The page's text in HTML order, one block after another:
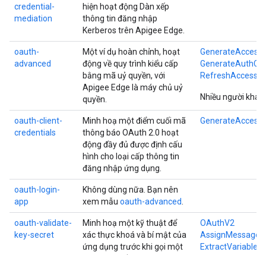
credential-
mediation
hiện hoạt động Dàn xếp
thông tin đăng nhập
Kerberos trên Apigee Edge.
oauth-
advanced
Một ví dụ hoàn chỉnh, hoạt
động về quy trình kiểu cấp
bằng mã uỷ quyền, với
Apigee Edge là máy chủ uỷ
quyền.
Nhiều người
oauth-client-
credentials
Minh hoạ một điểm cuối mã
thông báo OAuth 2.0 hoạt
động đầy đủ được định cấu
hình cho loại cấp thông tin
đăng nhập ứng dụng.
oauth-login-
app
Không dùng nữa. Bạn nên
xem mẫu oauth-advanced
oauth-validate-
key-secret
Minh hoạ một kỹ thuật để
xác thực khoá và bí mật của
ứng dụng trước khi gọi một
OAuthV2
AssignMessage
ExtractVariables